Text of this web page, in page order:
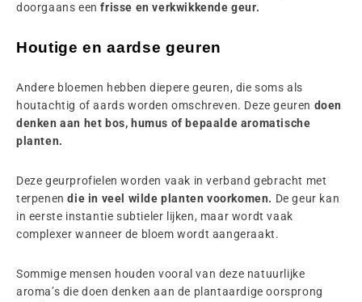
doorgaans een frisse en verkwikkende geur.
Houtige en aardse geuren
Andere bloemen hebben diepere geuren, die soms als
houtachtig of aards worden omschreven. Deze geuren doen
denken aan het bos, humus of bepaalde aromatische
planten.
Deze geurprofielen worden vaak in verband gebracht met
terpenendie in veel wilde planten voorkomen. De geur kan
in eerste instantie subtieler lijken, maar wordt vaak
complexer wanneer de bloem wordt aangeraakt.
Sommige mensen houden vooral van deze natuurlijke
aroma’s die doen denken aan de plantaardige oorsprong